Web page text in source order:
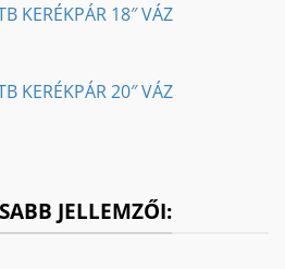
KERÉKPÁR 18″ VÁZ
KERÉKPÁR 20″ VÁZ
JELLEMZŐI: